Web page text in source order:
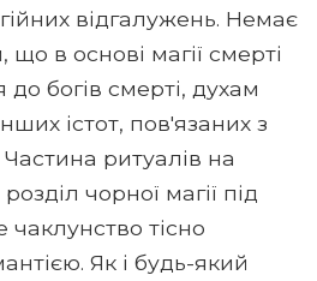
відгалужень. Немає
в основі магії смерті
богів смерті, духам
істот, пов'язаних з
ритуалів на
чорної магії під
тісно
Як і будь-який